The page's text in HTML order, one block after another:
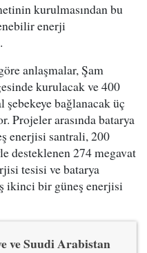
kurulmasından bu
enerji
anlaşmalar, Şam
kurulacak ve 400
bağlanacak üç
Projeler arasında batarya
enerjisi santrali, 200
desteklenen 274 megavat
tesisi ve batarya
ikinci bir güneş enerjisi
ve Suudi Arabistan